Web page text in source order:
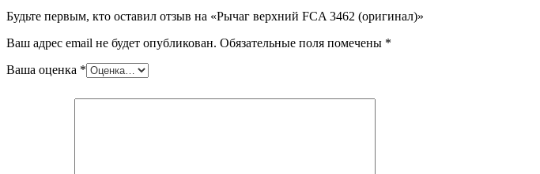
Будьте первым, кто оставил отзыв на «Рычаг верхний FCA 3462 (оригинал)»
Ваш адрес email не будет опубликован. Обязательные поля помечены *
Ваша оценка *